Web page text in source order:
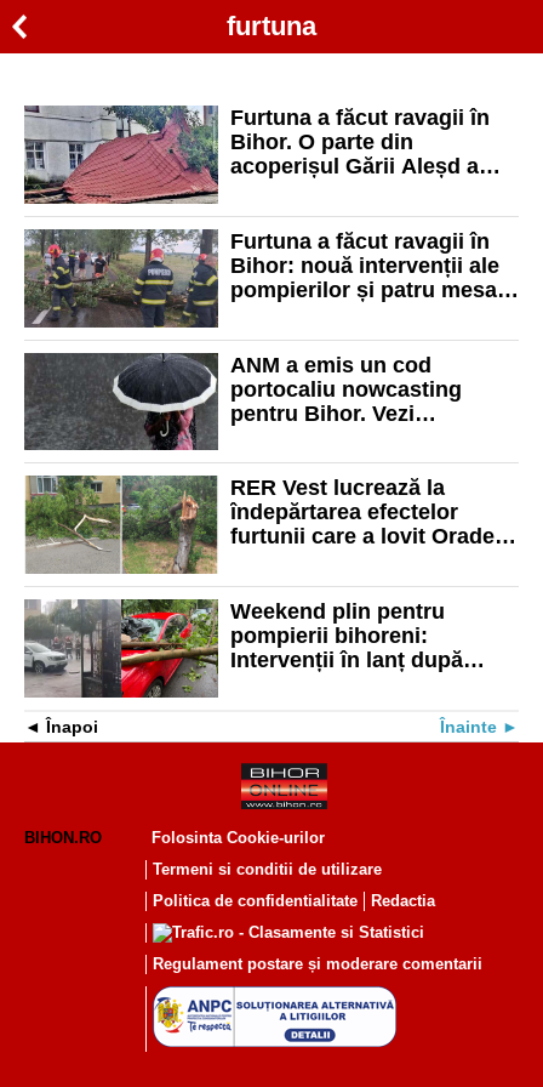
furtuna
Furtuna a făcut ravagii în
Bihor. O parte din
acoperișul Gării Aleșd a
Furtuna a făcut ravagii în
Bihor: nouă intervenții ale
pompierilor și patru mesaje
ANM a emis un cod
portocaliu nowcasting
pentru Bihor. Vezi
puternice
RER Vest lucrează la
îndepărtarea efectelor
furtunii care a lovit Oradea.
șapte străzi
Weekend plin pentru
pompierii bihoreni:
Intervenții în lanț după
Înapoi Înainte
BIHON.RO
Folosinta Cookie-urilor
Termeni si conditii de utilizare
Politica de confidentialitate
Redactia
Regulament postare și moderare comentarii